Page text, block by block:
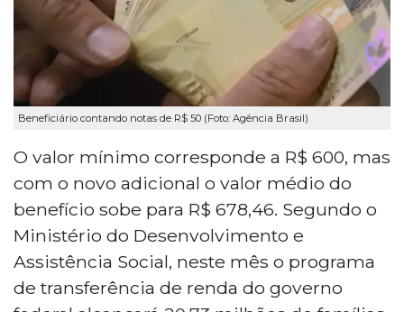
Beneficiário contando notas de R$ 50 (Foto: Agência Brasil)
O valor mínimo corresponde a R$ 600, mas
com o novo adicional o valor médio do
benefício sobe para R$ 678,46. Segundo o
Ministério do Desenvolvimento e
Assistência Social, neste mês o programa
de transferência de renda do governo